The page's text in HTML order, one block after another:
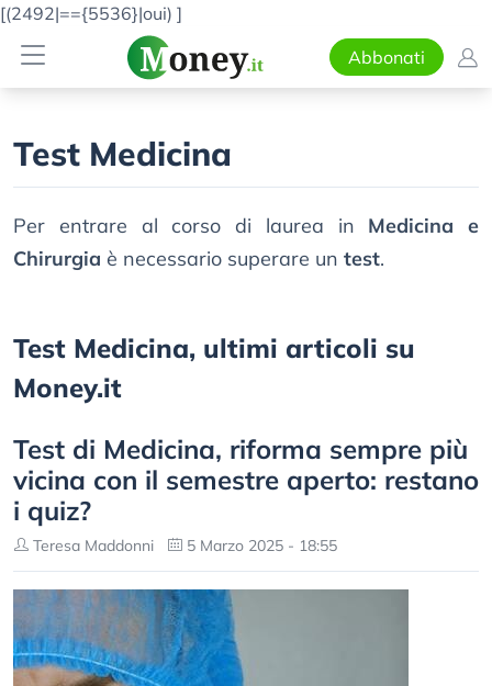
[(2492|=={5536}|oui) ]
Abbonati
Test Medicina
Per entrare al corso di laurea in Medicina e
Chirurgia è necessario superare un test.
Test Medicina, ultimi articoli su
Money.it
Test di Medicina, riforma sempre più
vicina con il semestre aperto: restano
i quiz?
Teresa Maddonni 5 Marzo 2025 - 18:55